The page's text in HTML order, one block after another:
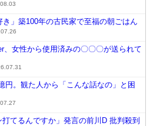
」築100年の古民家で至福の朝ごはん
女性から使用済みの〇〇〇が送られて
円。観た人から「こんな話なの」と困
てるんですか」発言の前川D 批判殺到